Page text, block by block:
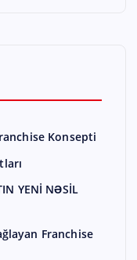
Konsepti
YENİ NƏSİL
Franchise